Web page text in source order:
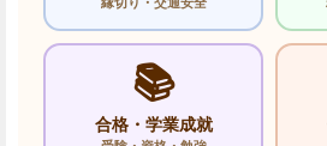
📚
合格・学業成就